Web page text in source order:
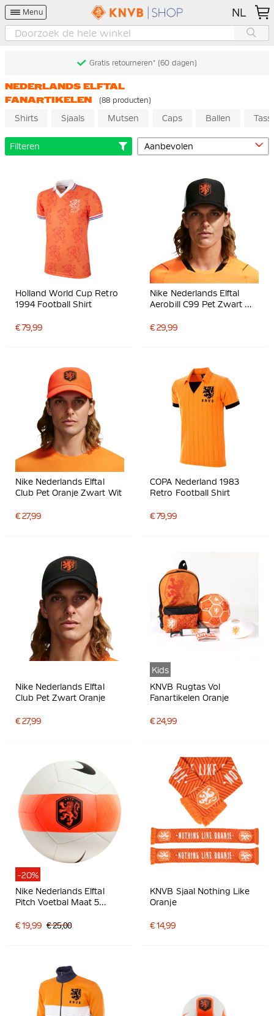
Menu NL
Gratis retourneren* (60 dagen)
NEDERLANDS ELFTAL
FANARTIKELEN
(88 producten)
Shirts Sjaals Mutsen Caps Ballen
Filteren
Holland World Cup Retro
1994 Football Shirt
€ 79,99
Nike Nederlands Elftal
Aerobill C99 Pet Zwart Wit
€ 29,99
Nike Nederlands Elftal
Club Pet Oranje Zwart Wit
€ 27,99
COPA Nederland 1983
Retro Football Shirt
€ 79,99
Nike Nederlands Elftal
Club Pet Zwart Oranje
€ 27,99
Kids
KNVB Rugtas Vol
Fanartikelen Oranje
€ 24,99
-20%
Nike Nederlands Elftal
Pitch Voetbal Maat 5
Oranje
€ 19,99 € 25,00
KNVB Sjaal Nothing Like
Oranje
€ 14,99